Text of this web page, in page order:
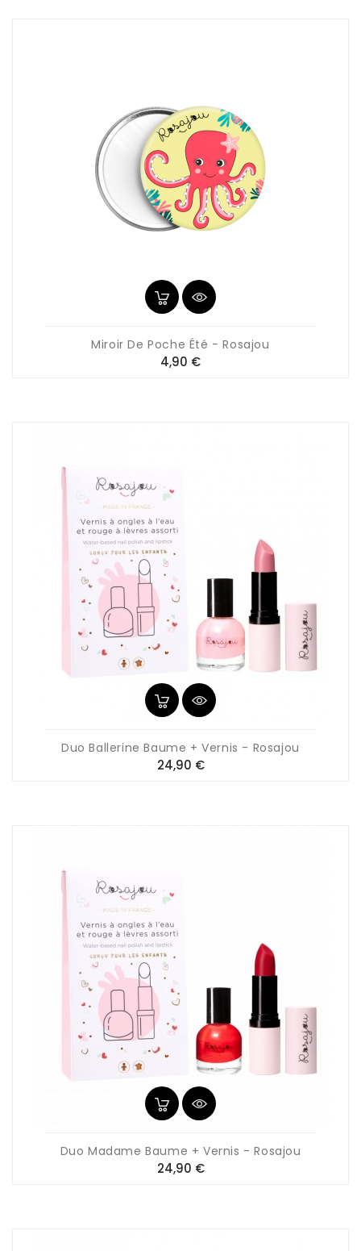
Miroir De Poche Été - Rosajou
4,90 €Prix
Duo Ballerine Baume + Vernis - Rosajou
24,90 €Prix
Duo Madame Baume + Vernis - Rosajou
24,90 €Prix